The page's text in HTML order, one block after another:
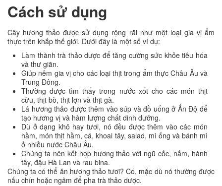
Cách sử dụng
Cây hương thảo được sử dụng rộng rãi như một loại gia vị ẩm
thực trên khắp thế giới. Dưới đây là một số ví dụ:
Làm thành trà thảo dược để tăng cường sức khỏe tiêu hóa
và thư giãn.
Giúp nêm gia vị cho các loại thịt trong ẩm thực Châu Âu và
Trung Đông.
Thường được tìm thấy trong nước xốt cho các món thịt
cừu, thịt bò, thịt lợn và thịt gà.
Lá hương thảo được thêm vào súp và đồ uống ở Ấn Độ để
tạo hương vị và hàm lượng chất dinh dưỡng.
Dù ở dạng khô hay tươi, nó đều được thêm vào các món
hầm, món thịt hầm, cá, khoai tây, salad, mì ống và bánh mì
ở nhiều nước Châu Âu.
Chúng ta nên kết hợp hương thảo với ngũ cốc, nấm, hành
tây, đậu Hà Lan và rau bina.
Chúng ta có thể ăn hương thảo tươi? Có, mặc dù nó thường được
nấu chín hoặc ngâm để pha trà thảo dược.